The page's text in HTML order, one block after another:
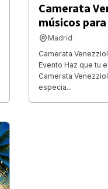
Camerata
músicos
Madrid
Camerata
Evento Haz que tu
Camerata
especia...